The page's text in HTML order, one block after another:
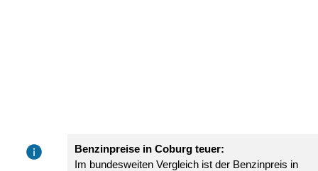
Benzinpreise in Coburg teuer:
Im bundesweiten Vergleich ist der Benzinpreis in